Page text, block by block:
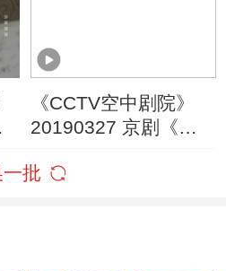
《CCTV空中剧院》
20190327 京剧《三
批